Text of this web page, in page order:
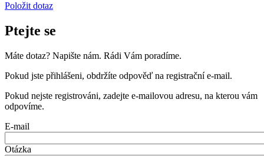
Položit dotaz
Ptejte se
Máte dotaz? Napište nám. Rádi Vám poradíme.
Pokud jste přihlášeni, obdržíte odpověď na registrační e-mail.
Pokud nejste registrováni, zadejte e-mailovou adresu, na kterou vám
odpovíme.
E-mail
Otázka